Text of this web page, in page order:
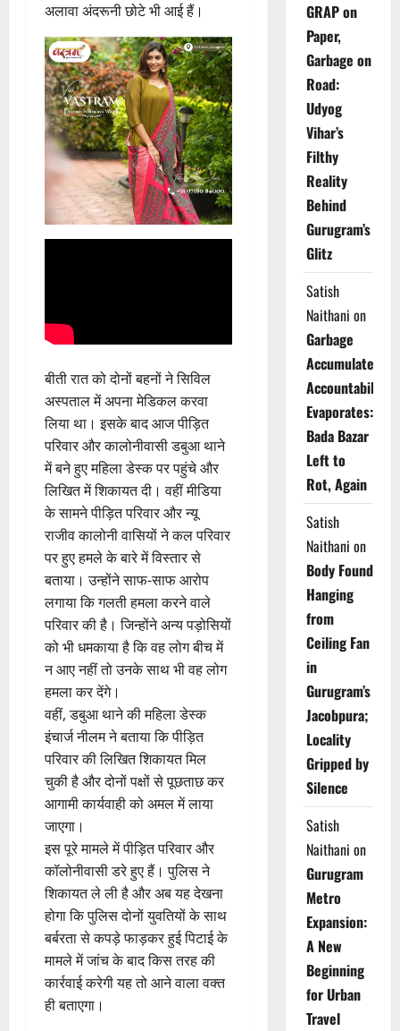
अलावा अंदरूनी छोटे भी आई हैं।
बीती रात को दोनों बहनों ने सिविल
अस्पताल में अपना मेडिकल करवा
लिया था। इसके बाद आज पीड़ित
परिवार और कालोनीवासी डबुआ थाने
में बने हुए महिला डेस्क पर पहुंचे और
लिखित में शिकायत दी। वहीं मीडिया
के सामने पीड़ित परिवार और न्यू
राजीव कालोनी वासियों ने कल परिवार
पर हुए हमले के बारे में विस्तार से
बताया। उन्होंने साफ-साफ आरोप
लगाया कि गलती हमला करने वाले
परिवार की है। जिन्होंने अन्य पड़ोसियों
को भी धमकाया है कि वह लोग बीच में
न आए नहीं तो उनके साथ भी वह लोग
हमला कर देंगे।
वहीं, डबुआ थाने की महिला डेस्क
इंचार्ज नीलम ने बताया कि पीड़ित
परिवार की लिखित शिकायत मिल
चुकी है और दोनों पक्षों से पूछताछ कर
आगामी कार्यवाही को अमल में लाया
जाएगा।
इस पूरे मामले में पीड़ित परिवार और
कॉलोनीवासी डरे हुए हैं। पुलिस ने
शिकायत ले ली है और अब यह देखना
होगा कि पुलिस दोनों युवतियों के साथ
बर्बरता से कपड़े फाड़कर हुई पिटाई के
मामले में जांच के बाद किस तरह की
कार्रवाई करेगी यह तो आने वाला वक्त
ही बताएगा।
GRAP on
Paper,
Garbage on
Road:
Udyog
Vihar’s
Filthy
Reality
Behind
Gurugram’s
Glitz
Satish
Naithani on
Garbage
Accumulates,
Accountability
Evaporates:
Bada Bazar
Left to
Rot, Again
Satish
Naithani on
Body Found
Hanging
from
Ceiling Fan
in
Gurugram’s
Jacobpura;
Locality
Gripped by
Silence
Satish
Naithani on
Gurugram
Metro
Expansion:
A New
Beginning
for Urban
Travel